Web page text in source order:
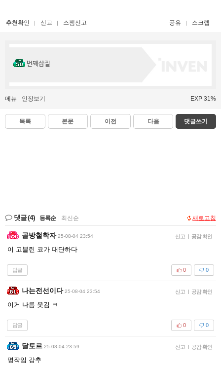
추천확인 신고 스팸신고 공유 스크랩
번째삽질
메뉴 인장보기 EXP 31%
목록 본문 이전 다음 댓글쓰기
댓글(4) 등록순 최신순 새로고침
골방철학자 25-08-04 23:54 신고 | 공감 확인
이 고블린 코가 대단하다
답글 0
0
나는전선이다 25-08-04 23:54 신고 | 공감 확인
이거 나름 웃김 ㅋ
답글 0
0
달토르 25-08-04 23:59 신고 | 공감 확인
명작임 강추